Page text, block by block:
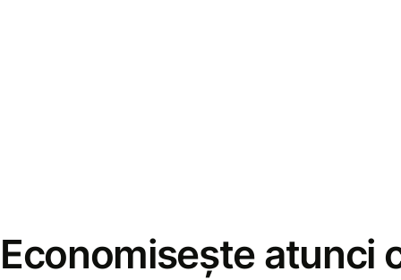
Economisește atunci